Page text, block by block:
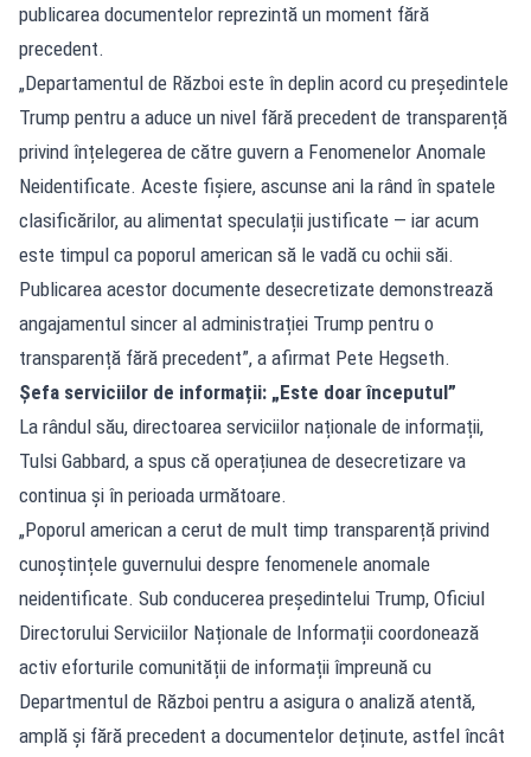
publicarea documentelor reprezintă un moment fără
precedent.
„Departamentul de Război este în deplin acord cu președintele
Trump pentru a aduce un nivel fără precedent de transparență
privind înțelegerea de către guvern a Fenomenelor Anomale
Neidentificate. Aceste fișiere, ascunse ani la rând în spatele
clasificărilor, au alimentat speculații justificate — iar acum
este timpul ca poporul american să le vadă cu ochii săi.
Publicarea acestor documente desecretizate demonstrează
angajamentul sincer al administrației Trump pentru o
transparență fără precedent”, a afirmat Pete Hegseth.
Șefa serviciilor de informații: „Este doar începutul”
La rândul său, directoarea serviciilor naționale de informații,
Tulsi Gabbard, a spus că operațiunea de desecretizare va
continua și în perioada următoare.
„Poporul american a cerut de mult timp transparență privind
cunoștințele guvernului despre fenomenele anomale
neidentificate. Sub conducerea președintelui Trump, Oficiul
Directorului Serviciilor Naționale de Informații coordonează
activ eforturile comunității de informații împreună cu
Departmentul de Război pentru a asigura o analiză atentă,
amplă și fără precedent a documentelor deținute, astfel încât